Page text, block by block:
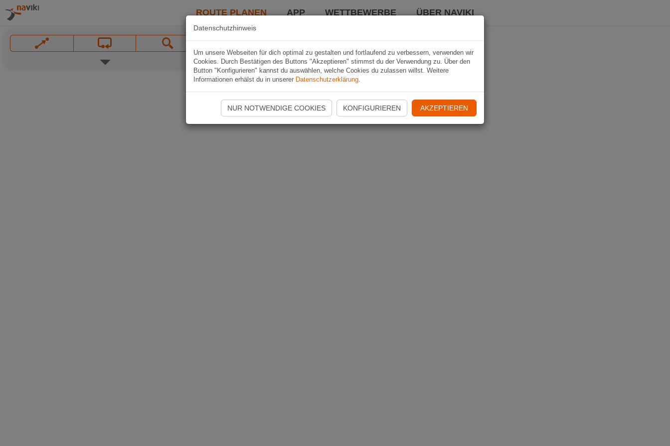
ROUTE PLANEN APP WETTBEWERBE ÜBER NAVIKI
Datenschutzhinweis
Um unsere Webseiten für dich optimal zu gestalten und fortlaufend zu verbessern, verwenden wir
Cookies. Durch Bestätigen des Buttons "Akzeptieren" stimmst du der Verwendung zu. Über den
Button "Konfigurieren" kannst du auswählen, welche Cookies du zulassen willst. Weitere
Informationen erhälst du in unserer Datenschutzerklärung.
NUR NOTWENDIGE COOKIES KONFIGURIEREN AKZEPTIEREN